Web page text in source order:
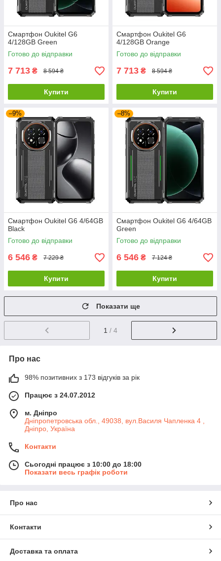
Смартфон Oukitel G6
4/128GB Green
Готово до відправки
7 713 ₴ 8 594 ₴
Купити
Смартфон Oukitel G6
4/128GB Orange
Готово до відправки
7 713 ₴ 8 594 ₴
Купити
–9%
Смартфон Oukitel G6 4/64GB
Black
Готово до відправки
6 546 ₴ 7 229 ₴
Купити
–8%
Смартфон Oukitel G6 4/64GB
Green
Готово до відправки
6 546 ₴ 7 124 ₴
Купити
Показати ще
1 / 4
Про нас
98% позитивних з 173 відгуків за рік
Працює з 24.07.2012
м. Дніпро
Дніпропетровська обл., 49038, вул.Василя Чапленка 4 ,
Дніпро, Україна
Контакти
Сьогодні працює з 10:00 до 18:00
Показати весь графік роботи
Про нас
Контакти
Доставка та оплата